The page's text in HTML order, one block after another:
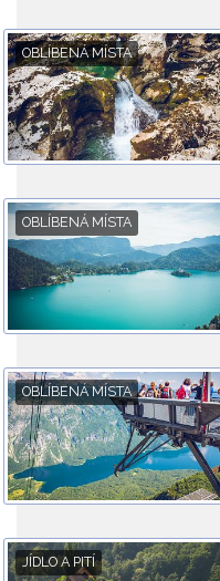
OBLÍBENÁ MÍSTA
OBLÍBENÁ MÍSTA
OBLÍBENÁ MÍSTA
JÍDLO A PITÍ